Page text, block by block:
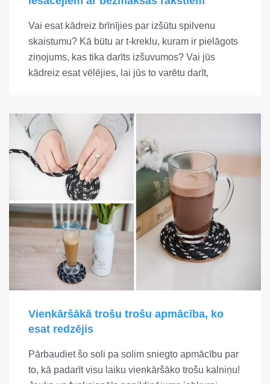
Vai esat kādreiz brīnījies par izšūtu spilvenu
skaistumu? Kā būtu ar t-kreklu, kuram ir pielāgots
ziņojums, kas tika darīts izšuvumos? Vai jūs
kādreiz esat vēlējies, lai jūs to varētu darīt,
Vienkāršākā trošu trošu apmācība, ko
esat redzējis
Pārbaudiet šo soli pa solim sniegto apmācību par
to, kā padarīt visu laiku vienkāršāko trošu kalniņu!